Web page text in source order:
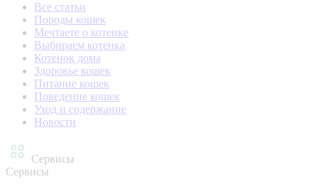
Все статьи
Породы кошек
Мечтаете о котенке
Выбираем котенка
Котенок дома
Здоровье кошек
Питание кошек
Поведение кошек
Уход и содержание
Новости
Сервисы
Сервисы